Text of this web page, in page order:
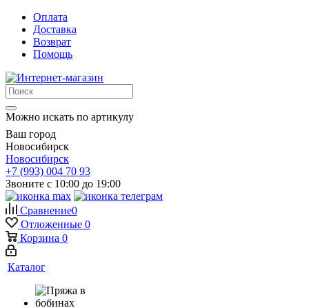
Оплата
Доставка
Возврат
Помощь
Можно искать по артикулу
Ваш город
Новосибирск
Новосибирск
+7 (993) 004 70 93
Звоните с 10:00 до 19:00
Сравнение0
Отложенные 0
Корзина 0
Каталог